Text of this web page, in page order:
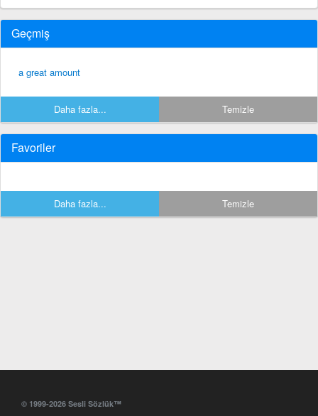
Geçmiş
a great amount
Daha fazla... Temizle
Favoriler
Daha fazla... Temizle
© 1999-2026 Sesli Sözlük™